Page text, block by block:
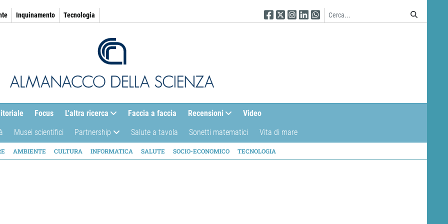
Inquinamento Tecnologia Seguici su Facebook
Seguici su Twitter
Seguici su Instagram
Seguici su Linkedin
Seguici su WhatsApp
Focus L'altra ricerca Faccia a faccia Recensioni Video
Musei scientifici Partnership Salute a tavola Sonetti matematici Vita di mare
AMBIENTE CULTURA INFORMATICA SALUTE SOCIO-ECONOMICO TECNOLOGIA